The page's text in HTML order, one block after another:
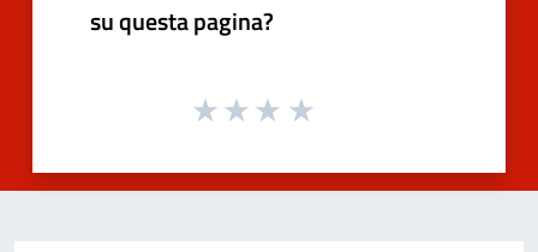
su questa pagina?